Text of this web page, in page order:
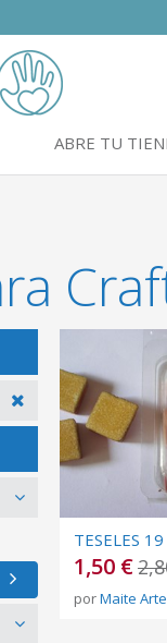
ABRE TU
1,50 €
porMaite